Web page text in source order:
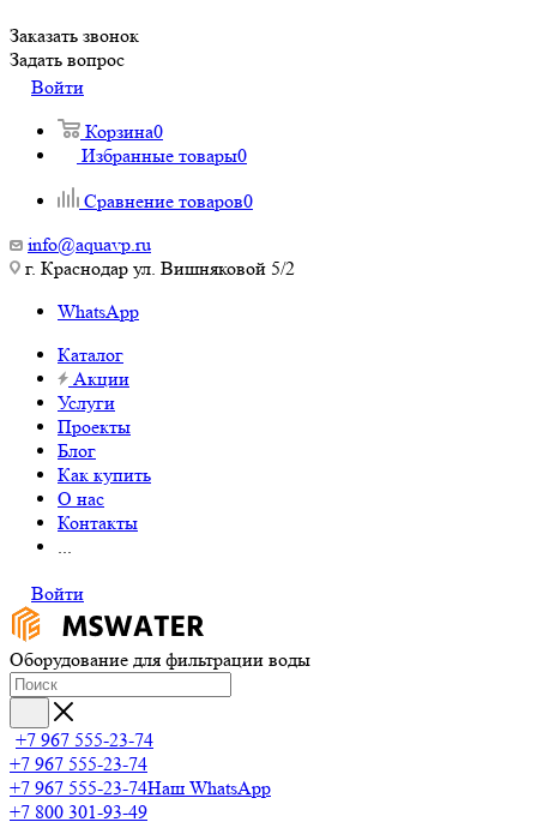
Заказать звонок
Задать вопрос
Войти
Корзина0
Избранные товары0
Сравнение товаров0
info@aquavp.ru
г. Краснодар ул. Вишняковой 5/2
WhatsApp
Каталог
Акции
Услуги
Проекты
Блог
Как купить
О нас
Контакты
...
Войти
Оборудование для фильтрации воды
+7 967 555-23-74
+7 967 555-23-74
+7 967 555-23-74Наш WhatsApp
+7 800 301-93-49